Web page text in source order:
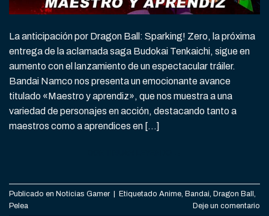
La anticipación por Dragon Ball: Sparking! Zero, la próxima
entrega de la aclamada saga Budokai Tenkaichi, sigue en
aumento con el lanzamiento de un espectacular tráiler.
Bandai Namco nos presenta un emocionante avance
titulado «Maestro y aprendiz», que nos muestra a una
variedad de personajes en acción, destacando tanto a
maestros como a aprendices en […]
Publicado en Noticias Gamer Etiquetado Anime, Bandai, Dragon Ball ,
Pelea
Deje un comentario